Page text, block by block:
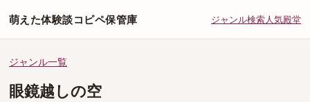
萌えた体験談コピペ保管庫 ジャンル検索人気殿堂
ジャンル一覧
眼鏡越しの空